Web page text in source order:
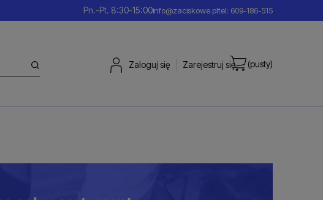
Pn.-Pt. 8:30-15:00info@zaciskowe.pltel: 609-186-515
Zarejestruj się
Zaloguj się (pusty)